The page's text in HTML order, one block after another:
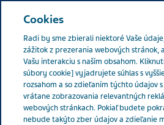
Slovakia Naše produkty Kvalita,
Kvalita, ktorej
Cookies
Radi by sme zbierali niektoré Vaše
zážitok z prezerania webových stránok,
Vašu interakciu s naším obsahom.
súbory cookie] vyjadrujete súhlas s
rozsahom a so zdieľaním týchto údajov
vrátane zobrazovania relevantných
webových stránkach. Pokiaľ budete
nebude takýto zber údajov a zdieľanie